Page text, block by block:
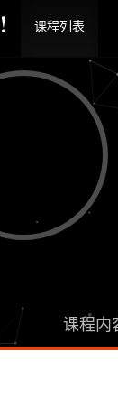
课程列表
课程内